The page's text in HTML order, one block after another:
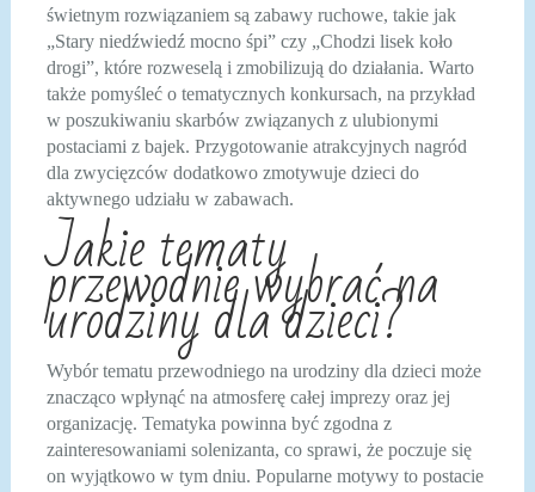
świetnym rozwiązaniem są zabawy ruchowe, takie jak
„Stary niedźwiedź mocno śpi” czy „Chodzi lisek koło
drogi”, które rozweselą i zmobilizują do działania. Warto
także pomyśleć o tematycznych konkursach, na przykład
w poszukiwaniu skarbów związanych z ulubionymi
postaciami z bajek. Przygotowanie atrakcyjnych nagród
dla zwycięzców dodatkowo zmotywuje dzieci do
aktywnego udziału w zabawach.
Jakie tematy
przewodnie wybrać na
urodziny dla dzieci?
Wybór tematu przewodniego na urodziny dla dzieci może
znacząco wpłynąć na atmosferę całej imprezy oraz jej
organizację. Tematyka powinna być zgodna z
zainteresowaniami solenizanta, co sprawi, że poczuje się
on wyjątkowo w tym dniu. Popularne motywy to postacie